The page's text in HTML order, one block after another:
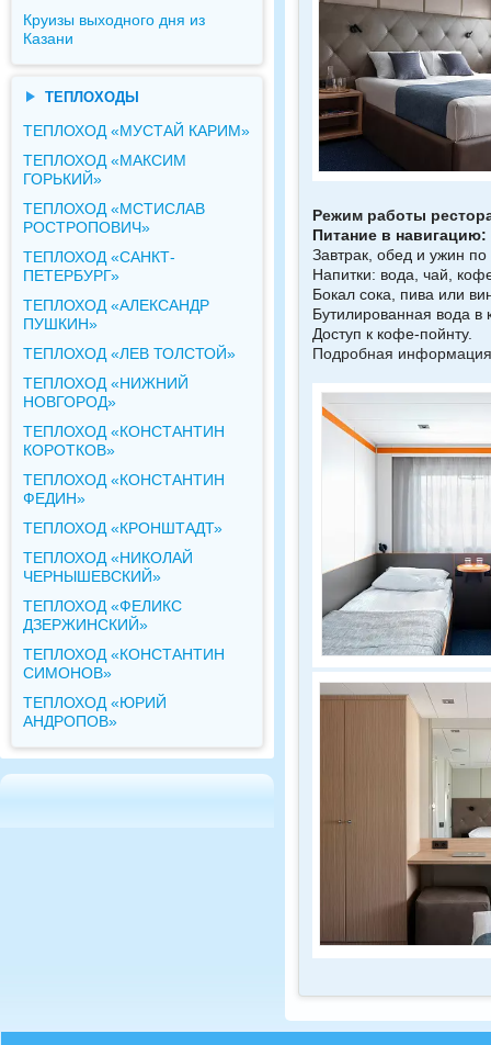
Круизы выходного дня из
Казани
ТЕПЛОХОДЫ
ТЕПЛОХОД «МУСТАЙ КАРИМ»
ТЕПЛОХОД «МАКСИМ
ГОРЬКИЙ»
ТЕПЛОХОД «МСТИСЛАВ
РОСТРОПОВИЧ»
ТЕПЛОХОД «САНКТ-
ПЕТЕРБУРГ»
ТЕПЛОХОД «АЛЕКСАНДР
ПУШКИН»
ТЕПЛОХОД «ЛЕВ ТОЛСТОЙ»
ТЕПЛОХОД «НИЖНИЙ
НОВГОРОД»
ТЕПЛОХОД «КОНСТАНТИН
КОРОТКОВ»
ТЕПЛОХОД «КОНСТАНТИН
ФЕДИН»
ТЕПЛОХОД «КРОНШТАДТ»
ТЕПЛОХОД «НИКОЛАЙ
ЧЕРНЫШЕВСКИЙ»
ТЕПЛОХОД «ФЕЛИКС
ДЗЕРЖИНСКИЙ»
ТЕПЛОХОД «КОНСТАНТИН
СИМОНОВ»
ТЕПЛОХОД «ЮРИЙ
АНДРОПОВ»
Режим работы
Питание в навигацию:
Завтрак, обед и ужин
Напитки: вода, чай,
Бокал сока, пива или
Бутилированная вода
Доступ к кофе-пойнту.
Подробная информация